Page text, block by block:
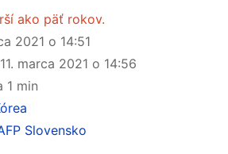
ako päť rokov.
2021 o 14:51
11. marca 2021 o 14:56
1 min
Slovensko